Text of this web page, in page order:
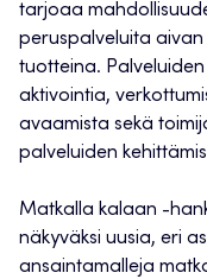
tarjoaa
peruspalveluita aivan
tuotteina.
aktivointia,
avaamista sekä
palveluiden
Matkalla kalaan -
näkyväksi uusia, eri
ansaintamalleja